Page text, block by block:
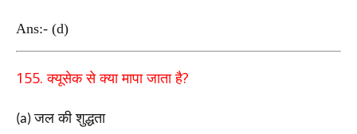
Ans:- (d)
155.क्यूसेक से क्या मापा जाता है?
(a)जल की शुद्धता